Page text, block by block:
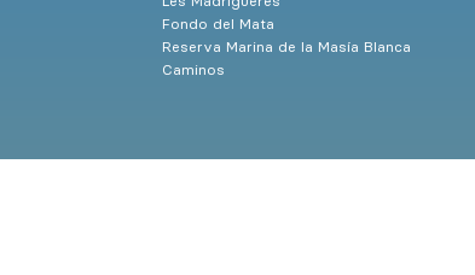
Fondo del Mata
Reserva Marina de la Masía Blanca
Caminos